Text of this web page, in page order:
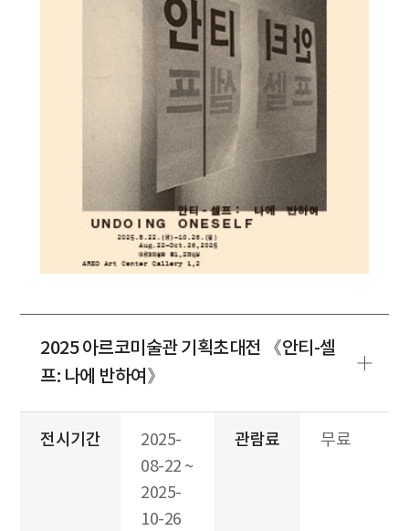
2025 아르코미술관 기획초대전 《안티-셀
프: 나에 반하여》
전시기간
2025-
08-22 ~
2025-
10-26
관람료 무료